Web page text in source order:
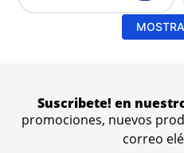
Suscribete! en
promociones, nuevos
correo